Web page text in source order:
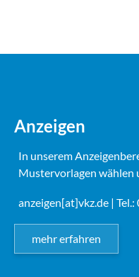
Anzeigen
In unserem
Mustervorlagen wählen
anzeigen[at]vkz.de |
mehr erfahren